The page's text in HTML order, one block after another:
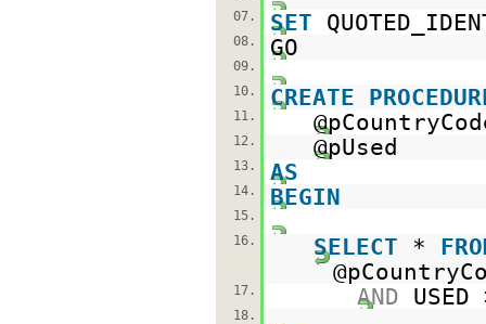
07.
SET
08. GO
09.
10.
CREATE
11.
12.
13. AS
14. BEGIN
15.
16.
SELECT *
17. AND USED
18.